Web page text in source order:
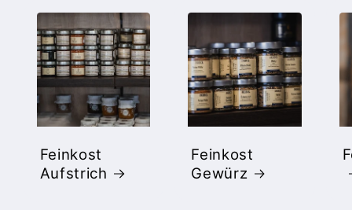
Feinkost
Aufstrich
Feinkost
Gewürz